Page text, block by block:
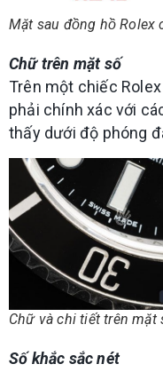
Mặt sau đồng hồ Rolex
Chữ trên mặt số
Trên một chiếc
phải chính xác với
thấy dưới độ phóng
Chữ và chi tiết trên mặt
Số khắc sắc nét